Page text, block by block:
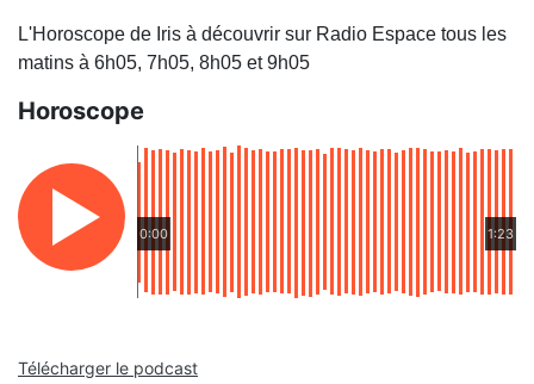
L'Horoscope de Iris à découvrir sur Radio Espace tous les
matins à 6h05, 7h05, 8h05 et 9h05
Horoscope
0:00 1:23
Télécharger le podcast